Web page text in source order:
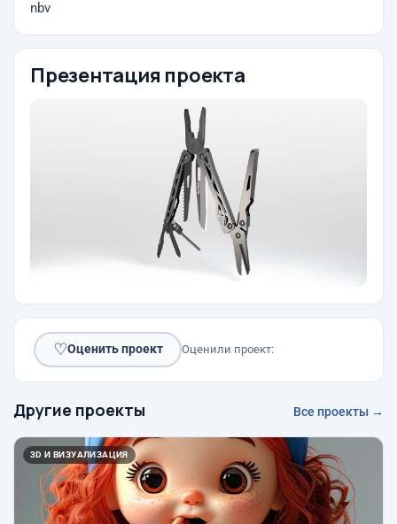
nbv
Презентация проекта
♡Оценить проект Оценили проект:
Другие проекты Все проекты →
3D И ВИЗУАЛИЗАЦИЯ